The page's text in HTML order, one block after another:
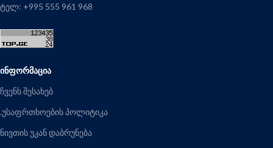
ტელ: +995 555 961 968
ᲘᲜᲤᲝᲠᲛᲐᲪᲘᲐ
ჩვენს შესახებ
.უსაფრთხოების პოლიტიკა
ნივთის უკან დაბრუნება